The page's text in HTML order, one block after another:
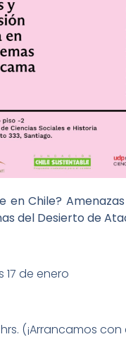
en Chile?
del Desierto de
17 de enero
hrs. (¡Arrancamos